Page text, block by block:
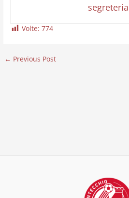
segreteria
Volte: 774
← Previous Post